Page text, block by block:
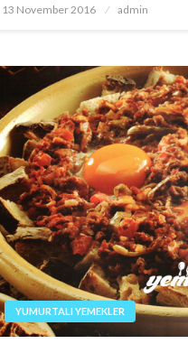
Posted
13 November 2016 admin
YUMURTALI YEMEKLER